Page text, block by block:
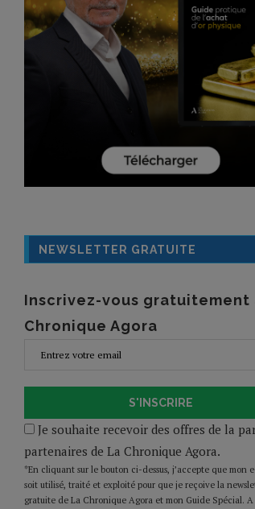
NEWSLETTER GRATUITE
Inscrivez-vous gratuitement
Chronique Agora
S'INSCRIRE
Je souhaite recevoir des offres de la
partenaires de La Chronique Agora.
*En cliquant sur le bouton ci-dessus, j’accepte que mon
soit utilisé, traité et exploité pour que je reçoive la
gratuite de La Chronique Agora et mon Guide Spécial.